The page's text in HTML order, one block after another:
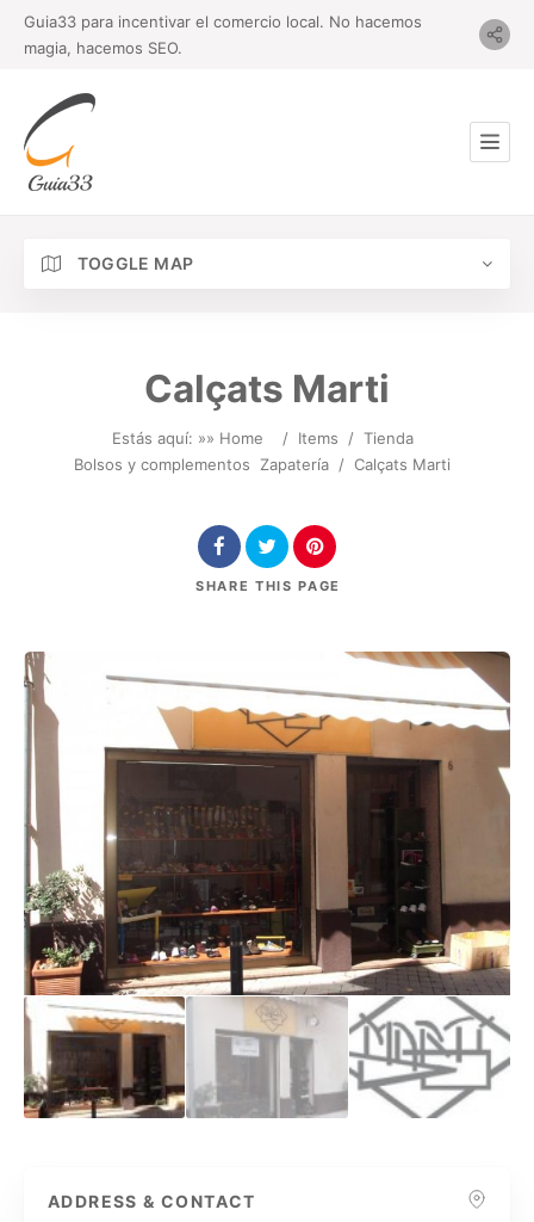
Guia33 para incentivar el comercio local. No hacemos
magia, hacemos SEO.
TOGGLE MAP
Calçats Marti
Estás aquí: »» Home / Items / Tienda
Bolsos y complementos
Zapatería / Calçats Marti
SHARE THIS PAGE
ADDRESS & CONTACT